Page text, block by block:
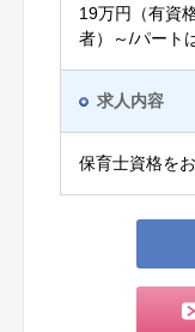
19万円（有資
者）～/パート
求人内容
保育士資格を